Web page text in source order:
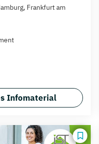
Frankfurt am
Infomaterial